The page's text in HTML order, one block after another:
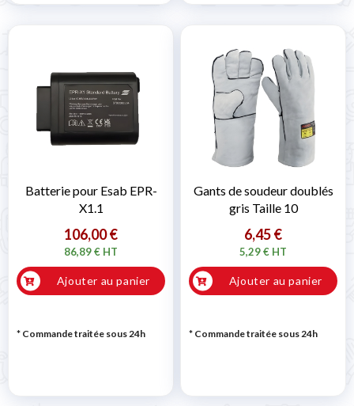
Batterie pour Esab EPR-
X1.1
106,00 €
86,89 € HT
Ajouter au panier
* Commande traitée sous 24h
Gants de soudeur doublés
gris Taille 10
6,45 €
5,29 € HT
Ajouter au panier
* Commande traitée sous 24h